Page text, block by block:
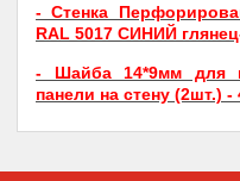
- Стенка
RAL 5017 СИНИЙ
- Шайба 14*9мм для
панели на стену (2шт.) -